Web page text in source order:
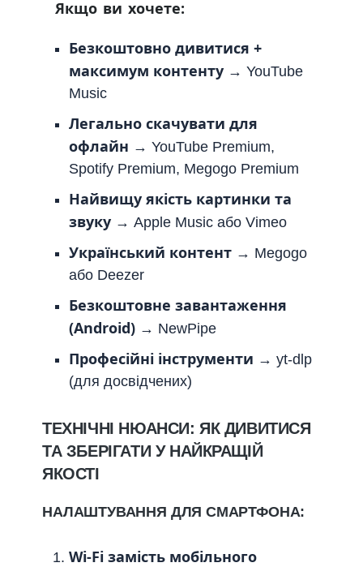
Якщо ви хочете:
Безкоштовно дивитися +
максимум контенту → YouTube
Music
Легально скачувати для
офлайн → YouTube Premium,
Spotify Premium, Megogo Premium
Найвищу якість картинки та
звуку → Apple Music або Vimeo
Український контент → Megogo
або Deezer
Безкоштовне завантаження
(Android) → NewPipe
Професійні інструменти → yt-dlp
(для досвідчених)
ТЕХНІЧНІ НЮАНСИ: ЯК ДИВИТИСЯ
ТА ЗБЕРІГАТИ У НАЙКРАЩІЙ
ЯКОСТІ
НАЛАШТУВАННЯ ДЛЯ СМАРТФОНА:
Wi-Fi замість мобільного